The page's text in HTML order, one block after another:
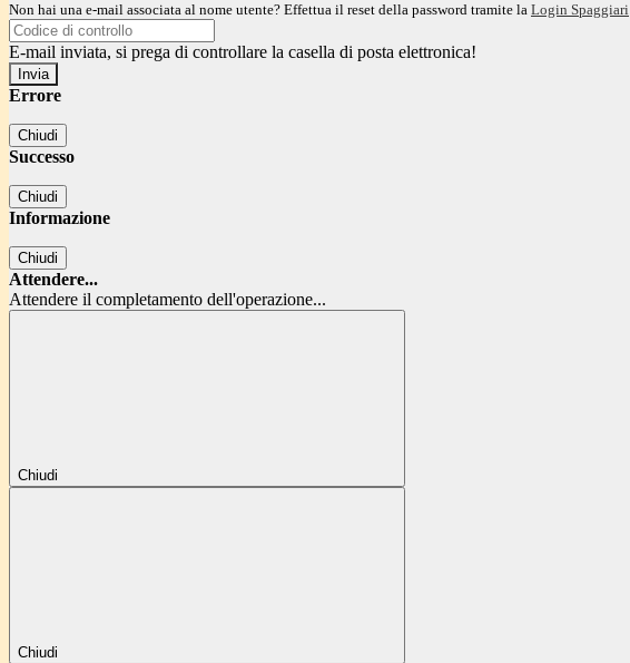
Non hai una e-mail associata al nome utente? Effettua il reset della password tramite la Login Spaggiari
E-mail inviata, si prega di controllare la casella di posta elettronica!
Errore
Chiudi
Successo
Chiudi
Informazione
Chiudi
Attendere...
Attendere il completamento dell'operazione...
Chiudi
Chiudi